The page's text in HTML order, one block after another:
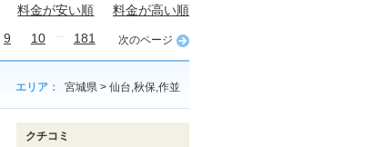
料金が安い順 料金が高い順
9 10 ... 181 次のページ
エリア： 宮城県 > 仙台,秋保,作並
クチコミ